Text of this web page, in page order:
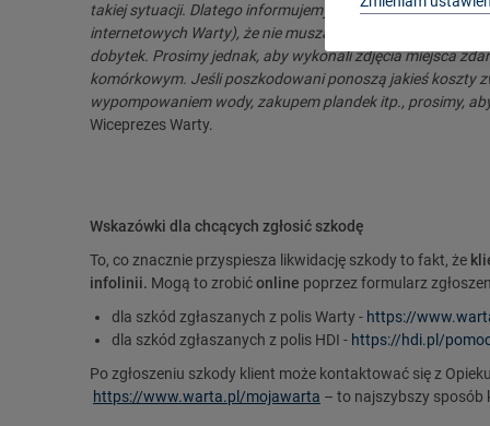
takiej sytuacji. Dlatego informujemy naszych klientów
internetowych Warty), że nie muszą czekać na oględziny
dobytek. Prosimy jednak, aby wykonali zdjęcia miejsca
komórkowym. Jeśli poszkodowani ponoszą jakieś koszty
wypompowaniem wody, zakupem plandek itp., prosimy,
Wiceprezes Warty.
Wskazówki dla chcących zgłosić szkodę
To, co znacznie przyspiesza likwidację szkody to fakt, że
infolinii. Mogą to zrobićonline poprzez formularz
dla szkód zgłaszanych z polis Warty- https://
dla szkód zgłaszanych z polis HDI - https://hdi.pl/
Po zgłoszeniu szkody klient może kontaktować się z
https://www.warta.pl/mojawarta – to najszybszy sposób